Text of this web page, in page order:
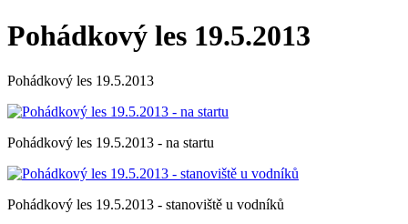
Pohádkový les 19.5.2013
Pohádkový les 19.5.2013
Pohádkový les 19.5.2013 - na startu
Pohádkový les 19.5.2013 - stanoviště u vodníků